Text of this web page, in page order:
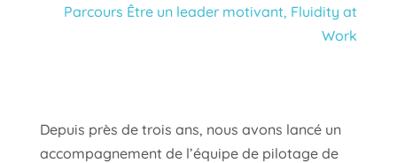
Parcours Être un leader motivant, Fluidity at
Work
Depuis près de trois ans, nous avons lancé un
accompagnement de l’équipe de pilotage de